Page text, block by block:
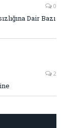
0
Dair Bazı
2